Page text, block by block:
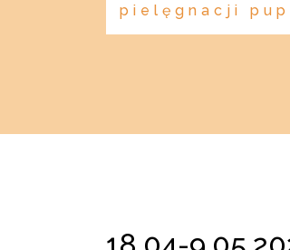
pielęgnacji